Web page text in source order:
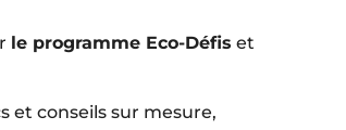
le programme Eco-Défis et
et conseils sur mesure,